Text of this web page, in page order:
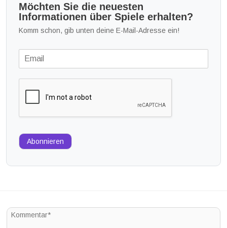
Möchten Sie die neuesten
Informationen über Spiele erhalten?
Komm schon, gib unten deine E-Mail-Adresse ein!
Abonnieren